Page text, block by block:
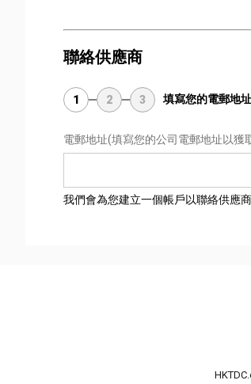
聯絡供應商
1 2 3 填寫您的電郵地址
電郵地址(填寫您的公司電郵地址以獲
我們會為您建立一個帳戶以聯絡供應